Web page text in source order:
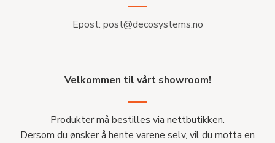
Epost: post@decosystems.no
Velkommen til vårt showroom!
Produkter må bestilles via nettbutikken.
Dersom du ønsker å hente varene selv, vil du motta en